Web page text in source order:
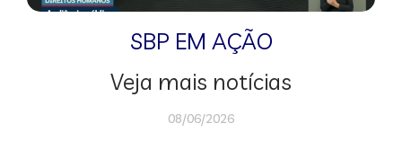
SBP EM AÇÃO
Veja mais notícias
08/06/2026